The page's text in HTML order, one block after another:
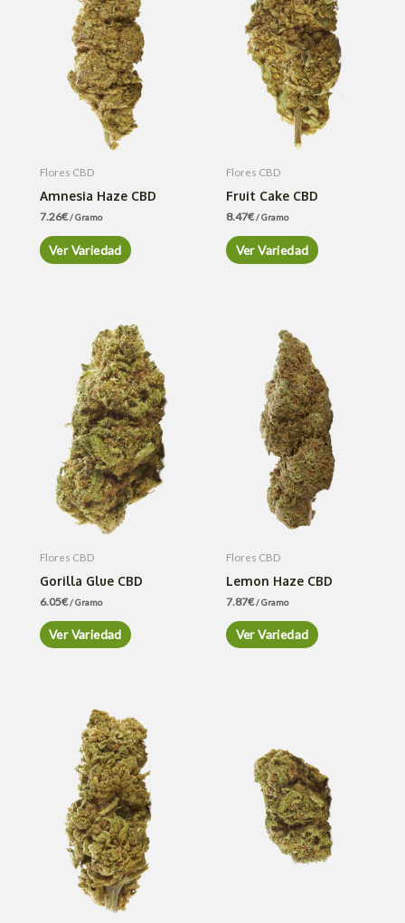
Flores CBD
Amnesia Haze CBD
7.26€/ Gramo
Ver Variedad
Flores CBD
Fruit Cake CBD
8.47€/ Gramo
Ver Variedad
Flores CBD
Gorilla Glue CBD
6.05€/ Gramo
Ver Variedad
Flores CBD
Lemon Haze CBD
7.87€/ Gramo
Ver Variedad